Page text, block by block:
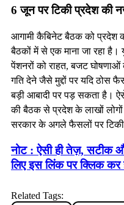
6 जून पर टिकी प्रदेश की
आगामी कैबिनेट बैठक को प्रदेश
बैठकों में से एक माना जा रहा है।
पेंशनरों को राहत, बजट
गति देने जैसे मुद्दों पर यदि ठोस
बड़ी आबादी पर पड़ सकता है।
की बैठक से प्रदेश के लाखों लोगों
सरकार के अगले फैसलों पर टिकी
नोट : ऐसी ही तेज़, सटीक
लिए इस लिंक पर क्लिक
Related Tags: